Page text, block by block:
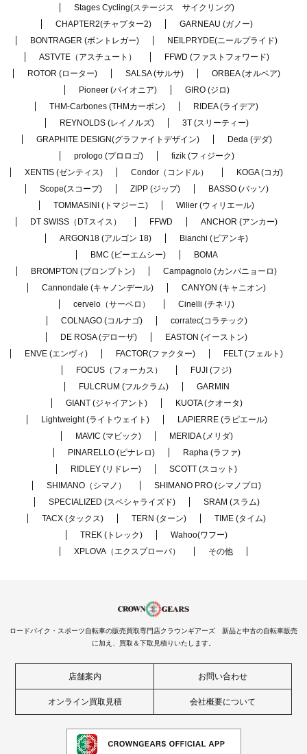
Stages Cycling(ステージス サイクリング)
CHAPTER2(チャプター2)
GARNEAU (ガノー)
BONTRAGER (ボントレガー)
NEILPRYDE(ニールプライド)
ASTVTE（アスチュート）
FFWD (ファストフォワード)
ROTOR (ローター)
SALSA (サルサ)
ORBEA (オルベア)
Pioneer (パイオニア)
GIRO (ジロ)
THM-Carbones (THMカーボン)
RIDEA (ライデア)
REYNOLDS (レイノルズ)
3T (スリーティー)
GRAPHITE DESIGN(グラファイトデザイン)
Deda (デダ)
prologo (プロロゴ)
fizik (フィジーク)
XENTIS (ゼンティス)
Condor（コンドル）
KOGA (コガ)
Scope(スコープ)
ZIPP (ジップ)
BASSO (バッソ)
TOMMASINI (トマジーニ)
Wilier (ウィリエール)
DT SWISS（DTスイス）
FFWD
ANCHOR (アンカー)
ARGON18 (アルゴン 18)
Bianchi (ビアンキ)
BMC (ビーエムシー)
BOMA
BROMPTON (ブロンプトン)
Campagnolo (カンパニョーロ)
Cannondale (キャノンデール)
CANYON (キャニオン)
cervelo（サーベロ）
Cinelli (チネリ)
COLNAGO (コルナゴ)
corratec(コラテック)
DE ROSA (デローザ)
EASTON (イーストン)
ENVE (エンヴィ)
FACTOR(ファクター)
FELT (フェルト)
FOCUS（フォーカス）
FUJI (フジ)
FULCRUM (フルクラム)
GARMIN
GIANT (ジャイアント)
KUOTA (クオータ)
Lightweight (ライトウェイト)
LAPIERRE (ラピエール)
MAVIC (マビック)
MERIDA (メリダ)
PINARELLO (ピナレロ)
Rapha (ラファ)
RIDLEY (リドレー)
SCOTT (スコット)
SHIMANO（シマノ）
SHIMANO PRO (シマノプロ)
SPECIALIZED (スペシャライズド)
SRAM (スラム)
TACX (タックス)
TERN (ターン)
TIME (タイム)
TREK (トレック)
Wahoo(ワフー)
XPLOVA（エクスプローバ）
その他
ロードバイク・スポーツ自転車の販売買取専門店クラウンギアーズ 新品と中古の自転車販売
に加え、買取＆下取見積りいたします。
店舗案内 お問い合わせ
オンライン買取見積 会社概要について